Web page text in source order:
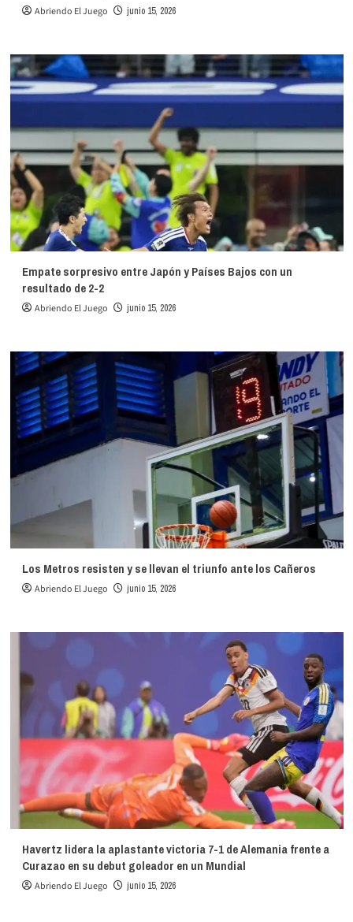
Abriendo El Juego junio 15, 2026
Empate sorpresivo entre Japón y Países Bajos con un
resultado de 2-2
Abriendo El Juego junio 15, 2026
Los Metros resisten y se llevan el triunfo ante los Cañeros
Abriendo El Juego junio 15, 2026
Havertz lidera la aplastante victoria 7-1 de Alemania frente a
Curazao en su debut goleador en un Mundial
Abriendo El Juego junio 15, 2026